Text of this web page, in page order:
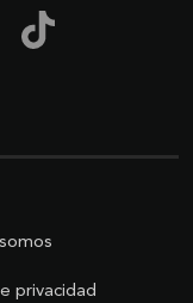
privacidad